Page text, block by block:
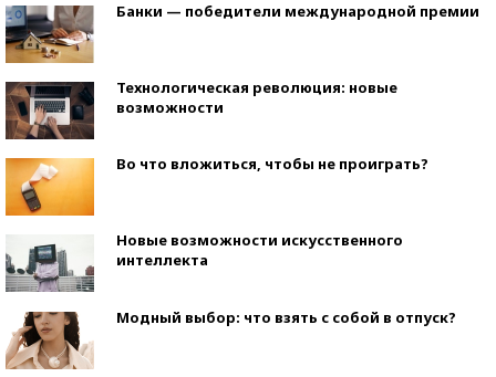
Банки — победители международной премии
Технологическая революция: новые
возможности
Во что вложиться, чтобы не проиграть?
Новые возможности искусственного
интеллекта
Модный выбор: что взять с собой в отпуск?